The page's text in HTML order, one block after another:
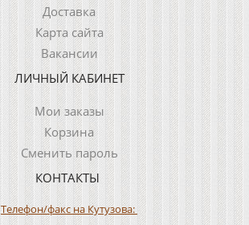
Доставка
Карта сайта
Вакансии
ЛИЧНЫЙ КАБИНЕТ
Мои заказы
Корзина
Сменить пароль
КОНТАКТЫ
Телефон/факс на Кутузова: